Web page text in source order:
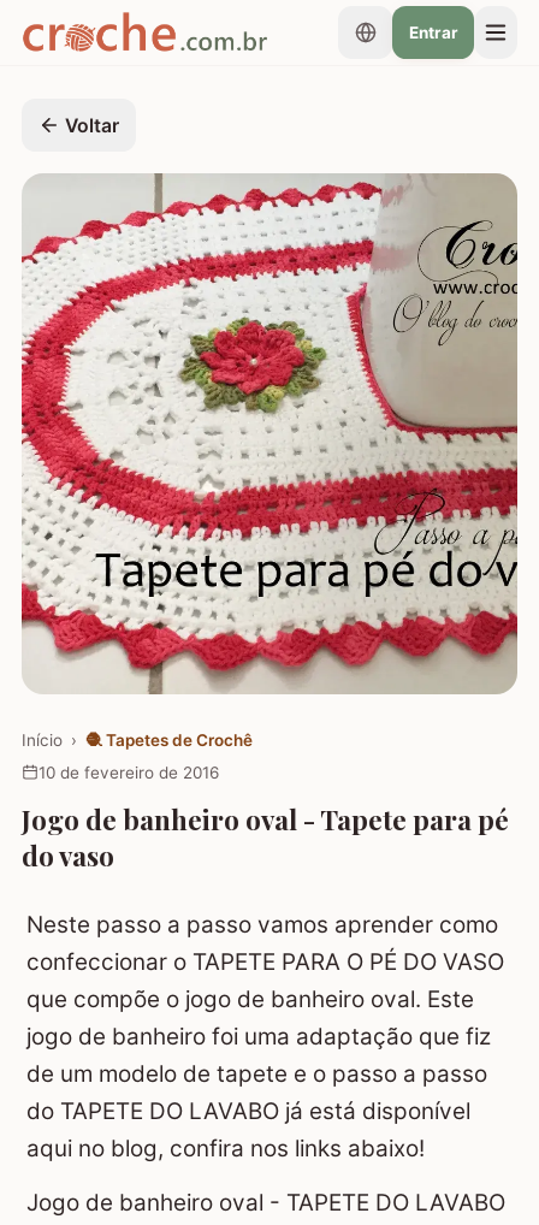
Entrar
Voltar
Início › 🧶 Tapetes de Crochê
10 de fevereiro de 2016
Jogo de banheiro oval - Tapete para pé
do vaso
Neste passo a passo vamos aprender como
confeccionar o TAPETE PARA O PÉ DO VASO
que compõe o jogo de banheiro oval. Este
jogo de banheiro foi uma adaptação que fiz
de um modelo de tapete e o passo a passo
do TAPETE DO LAVABO já está disponível
aqui no blog, confira nos links abaixo!
Jogo de banheiro oval - TAPETE DO LAVABO